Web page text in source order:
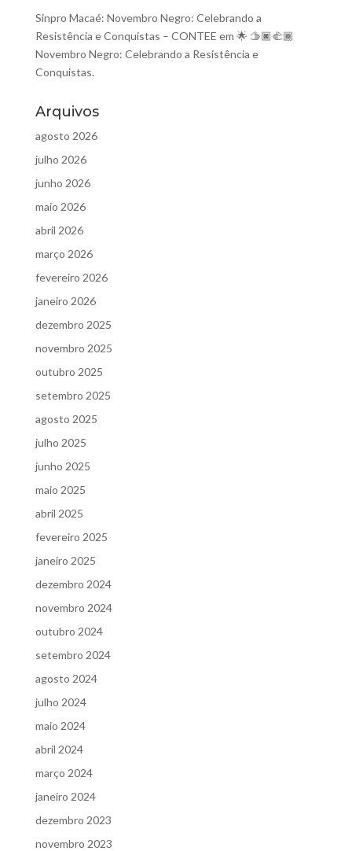
Sinpro Macaé: Novembro Negro: Celebrando a
Resistência e Conquistas – CONTEE em 🌟 🫱🏿‍🫲🏾
Novembro Negro: Celebrando a Resistência e
Conquistas.
Arquivos
agosto 2026
julho 2026
junho 2026
maio 2026
abril 2026
março 2026
fevereiro 2026
janeiro 2026
dezembro 2025
novembro 2025
outubro 2025
setembro 2025
agosto 2025
julho 2025
junho 2025
maio 2025
abril 2025
fevereiro 2025
janeiro 2025
dezembro 2024
novembro 2024
outubro 2024
setembro 2024
agosto 2024
julho 2024
maio 2024
abril 2024
março 2024
janeiro 2024
dezembro 2023
novembro 2023